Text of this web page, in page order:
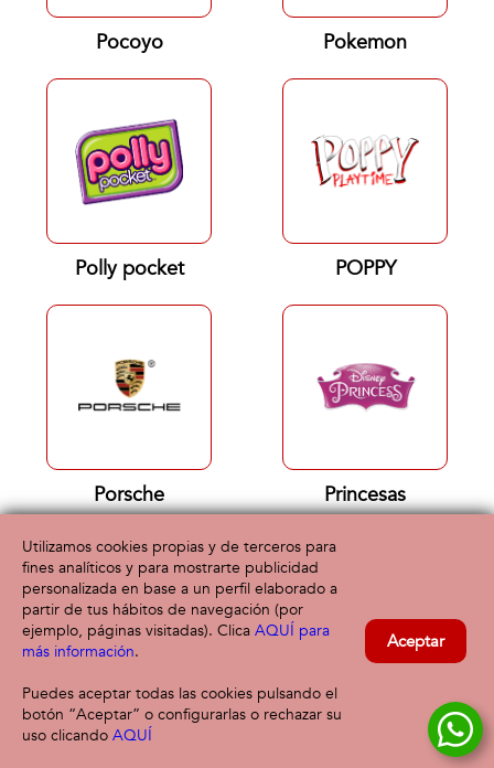
Pocoyo Pokemon
Polly pocket POPPY
Porsche Princesas
Princess Mimi Pucca
Utilizamos cookies propias y de terceros para
fines analíticos y para mostrarte publicidad
personalizada en base a un perfil elaborado a
partir de tus hábitos de navegación (por
ejemplo, páginas visitadas). Clica AQUÍ para
más información.
Puedes aceptar todas las cookies pulsando el
botón “Aceptar” o configurarlas o rechazar su
uso clicando AQUÍ
Aceptar